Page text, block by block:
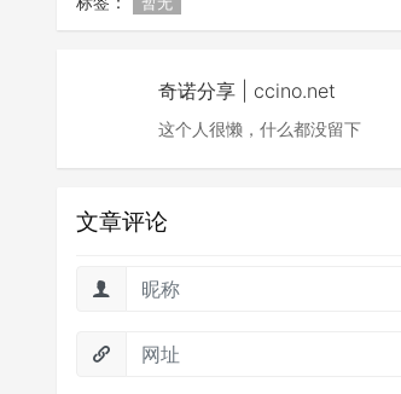
奇诺分享 | ccino.net
这个人很懒，什么都没留下
文章评论